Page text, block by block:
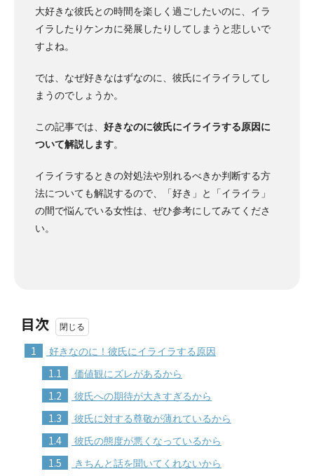
大好きな彼氏との時間を楽しく過ごしたいのに、イラ
イラしたりケンカに発展したりしてしまうと悲しいで
すよね。
では、なぜ好きなはずなのに、彼氏にイライラしてし
まうのでしょうか。
この記事では、 好きなのに彼氏にイライラする原因に
ついて解説します。
イライラするときの対処法や別れるべきか判断する方
法についても解説するので、「好き」と「イライラ」
の間で悩んでいる女性は、ぜひ参考にしてみてくださ
い。
目次
1 好きなのに！彼氏にイライラする原因
1.1 価値観にズレがあるから
1.2 彼氏への期待が大きすぎるから
1.3 彼氏に対する尊敬が薄れているから
1.4 彼氏の態度が悪くなっているから
1.5 きちんと話を聞いてくれないから